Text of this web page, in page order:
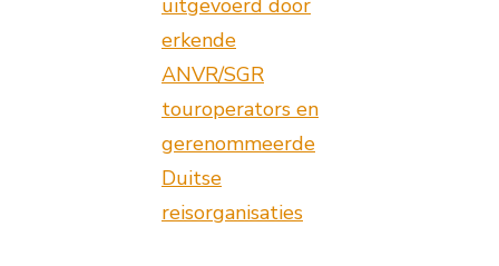
uitgevoerd door
erkende
ANVR/SGR
touroperators en
gerenommeerde
Duitse
reisorganisaties